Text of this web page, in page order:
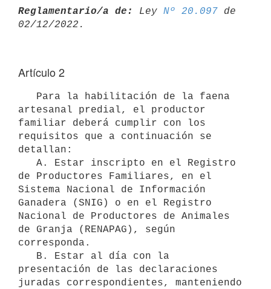
Reglamentario/a de: Ley Nº 20.097 de
Artículo 2
artesanal predial, el productor
familiar deberá cumplir con los
requisitos que a continuación se
detallan:
de Productores Familiares, en el
Sistema Nacional de Información
Ganadera (SNIG) o en el Registro
Nacional de Productores de Animales
de Granja (RENAPAG), según
corresponda.
presentación de las declaraciones
juradas correspondientes, manteniendo